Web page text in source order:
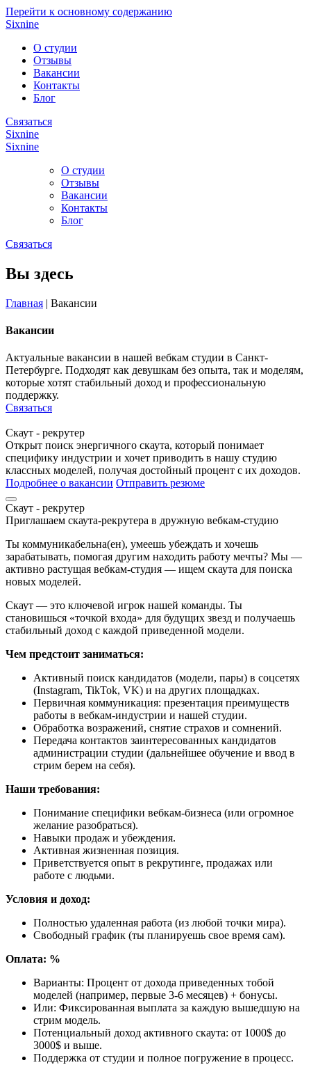
Перейти к основному содержанию
Sixnine
О студии
Отзывы
Вакансии
Контакты
Блог
Связаться
Sixnine
Sixnine
О студии
Отзывы
Вакансии
Контакты
Блог
Связаться
Вы здесь
Главная | Вакансии
Вакансии
Актуальные вакансии в нашей вебкам студии в Санкт-
Петербурге. Подходят как девушкам без опыта, так и моделям,
которые хотят стабильный доход и профессиональную
поддержку.
Связаться
Скаут - рекрутер
Открыт поиск энергичного скаута, который понимает
специфику индустрии и хочет приводить в нашу студию
классных моделей, получая достойный процент с их доходов.
Подробнее о вакансии Отправить резюме
Скаут - рекрутер
Приглашаем скаута-рекрутера в дружную вебкам-студию
Ты коммуникабельна(ен), умеешь убеждать и хочешь
зарабатывать, помогая другим находить работу мечты? Мы —
активно растущая вебкам-студия — ищем скаута для поиска
новых моделей.
Скаут — это ключевой игрок нашей команды. Ты
становишься «точкой входа» для будущих звезд и получаешь
стабильный доход с каждой приведенной модели.
Чем предстоит заниматься:
Активный поиск кандидатов (модели, пары) в соцсетях
(Instagram, TikTok, VK) и на других площадках.
Первичная коммуникация: презентация преимуществ
работы в вебкам-индустрии и нашей студии.
Обработка возражений, снятие страхов и сомнений.
Передача контактов заинтересованных кандидатов
администрации студии (дальнейшее обучение и ввод в
стрим берем на себя).
Наши требования:
Понимание специфики вебкам-бизнеса (или огромное
желание разобраться).
Навыки продаж и убеждения.
Активная жизненная позиция.
Приветствуется опыт в рекрутинге, продажах или
работе с людьми.
Условия и доход:
Полностью удаленная работа (из любой точки мира).
Свободный график (ты планируешь свое время сам).
Оплата: %
Варианты: Процент от дохода приведенных тобой
моделей (например, первые 3-6 месяцев) + бонусы.
Или: Фиксированная выплата за каждую вышедшую на
стрим модель.
Потенциальный доход активного скаута: от 1000$ до
3000$ и выше.
Поддержка от студии и полное погружение в процесс.